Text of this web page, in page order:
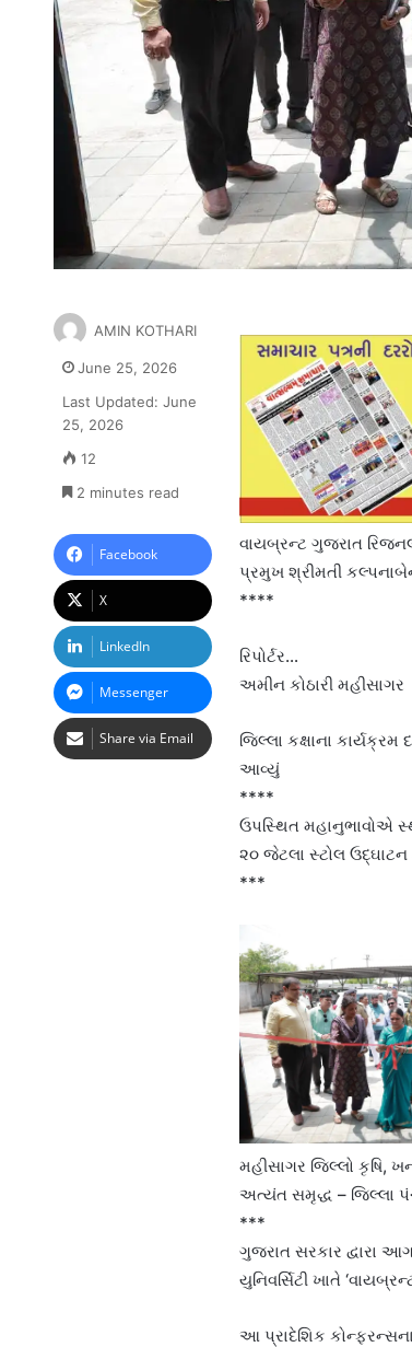
વાયબ્રન્ટ ગુજરાત
પ્રમુખ શ્રીમતી
****
રિપોર્ટર…
અમીન કોઠારી મહીસાગર
જિલ્લા કક્ષાના
આવ્યું
****
ઉપસ્થિત મહાનુભાવોએ
૨૦ જેટલા સ્ટોલ ઉદ્ઘાટન
***
મહીસાગર જિલ્લો કૃષિ,
અત્યંત સમૃદ્ધ – જિલ્લા
***
ગુજરાત સરકાર દ્વારા
યુનિવર્સિટી ખાતે
આ પ્રાદેશિક
AMIN KOTHARI
June 25, 2026
Last Updated: June
25, 2026
12
2 minutes read
Facebook
X
LinkedIn
Messenger
Share via Email